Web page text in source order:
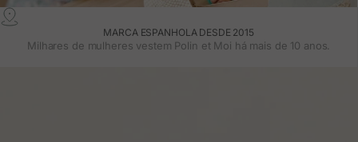
MARCA ESPANHOLA DESDE 2015
Milhares de mulheres vestem Polin et Moi há mais de 10 anos.